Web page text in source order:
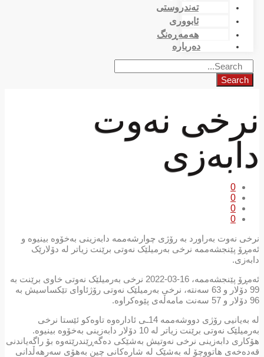
تەندروستی
ئابووری
هەمەڕەنگ
دەربارە
Search
نرخی نەوت
دابەزی
0
0
0
0
نرخی نەوت بەراورد بە رۆژی چوارشەممە دابەزینی بەخۆوە بینیوە و
ئەمڕۆ پێنجشەممە نرخی بەرمیلێک نەوتی برێنت زیاتر لە دۆلارێک
دابەزی.
ئەمڕۆ پێنجشەممە، 16-03-2022 نرخی بەرمیلێک نەوتی خاوی برێنت بە
99 دۆلار و 63 سەنتە، نرخی بەرمیلێک نەوتی رۆژئاوای تێکساسیش بە
96 دۆلار و 57 سەنت مامەڵەی پێوەکراوە.
لە بەیانیی رۆژی دووشەممە 14ـی ئادارەوە تاوەکو ئێستا نرخی
بەرمیلێک نەوتی برێنت زیاتر لە 10 دۆلار دابەزینی بەخۆوە بینیوە.
هۆکاری دابەزینی نرخی نەوتیش بەشێکی دەگەڕێندرێتەوە بۆ راگەیاندنی
قەدەخەی هاتووچۆ لە بەشێک لە شارەکانی چین بەهۆی سەرهەڵدانی